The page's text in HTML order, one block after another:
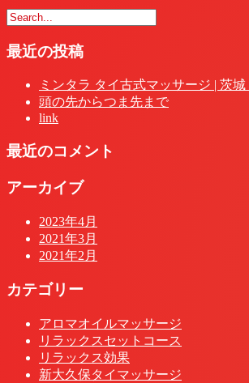
最近の投稿
ミンタラ タイ古式マッサージ | 茨
頭の先からつま先まで
link
最近のコメント
アーカイブ
2023年4月
2021年3月
2021年2月
カテゴリー
アロマオイルマッサージ
リラックスセットコース
リラックス効果
新大久保タイマッサージ